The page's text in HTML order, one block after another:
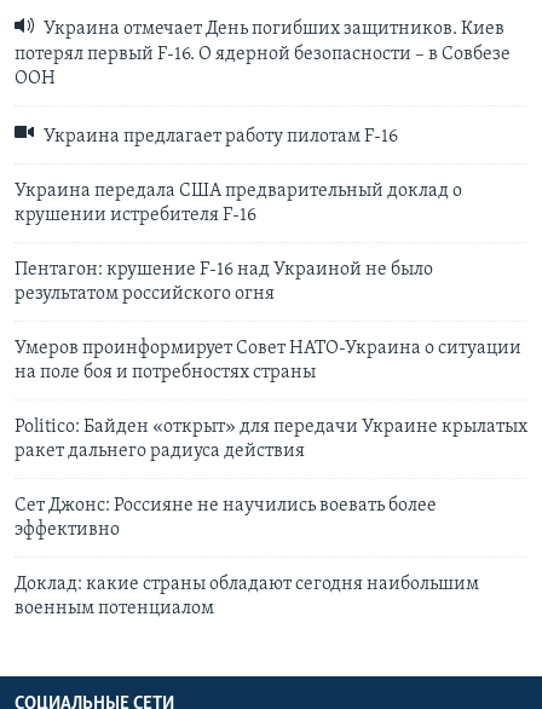
Украина отмечает День погибших защитников. Киев
потерял первый F-16. О ядерной безопасности – в Совбезе
ООН
Украина предлагает работу пилотам F-16
Украина передала США предварительный доклад о
крушении истребителя F-16
Пентагон: крушение F-16 над Украиной не было
результатом российского огня
Умеров проинформирует Совет НАТО-Украина о ситуации
на поле боя и потребностях страны
Politico: Байден «открыт» для передачи Украине крылатых
ракет дальнего радиуса действия
Сет Джонс: Россияне не научились воевать более
эффективно
Доклад: какие страны обладают сегодня наибольшим
военным потенциалом
СОЦИАЛЬНЫЕ СЕТИ